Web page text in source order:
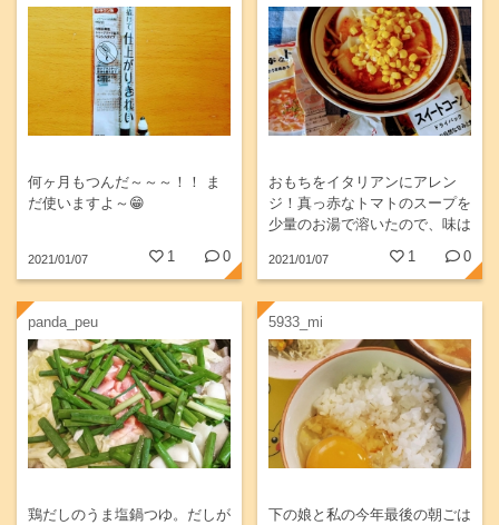
何ヶ月もつんだ～～～！！ ま
だ使いますよ～😁
2021/01/07 1 0
おもちをイタリアンにアレン
ジ！真っ赤なトマトのスープを
少量のお湯で溶いたので、味は
2021/01/07 1 0
panda_peu
鶏だしのうま塩鍋つゆ。だしが
5933_mi
下の娘と私の今年最後の朝ごは